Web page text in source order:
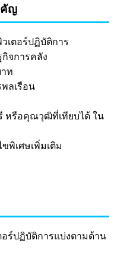
คัญ
เตอร์ปฏิบัติการ
กิจการคลัง
าท
ลเรือน
หรือคุณวุฒิที่เทียบได้ ใน
ขพิเศษเพิ่มเติม
ร์ปฏิบัติการแบ่งตามด้าน